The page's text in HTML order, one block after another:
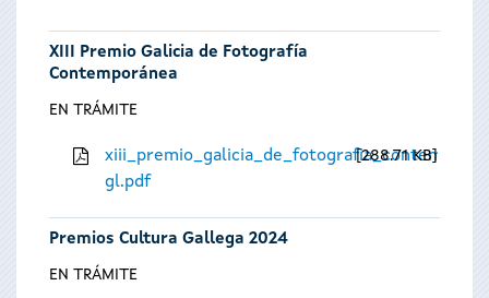
XIII Premio Galicia de Fotografía
Contemporánea
EN TRÁMITE
gl.pdf
288.71 KB
Premios Cultura Gallega 2024
EN TRÁMITE